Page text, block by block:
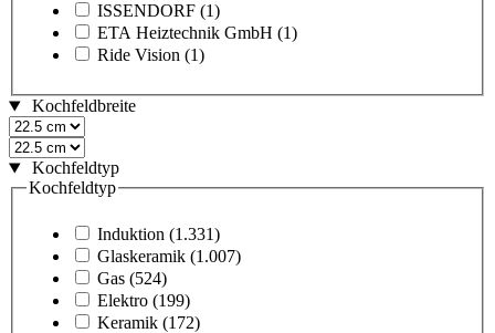
ISSENDORF (1)
ETA Heiztechnik GmbH (1)
Ride Vision (1)
Kochfeldbreite
Kochfeldtyp
Kochfeldtyp
Induktion (1.331)
Glaskeramik (1.007)
Gas (524)
Elektro (199)
Keramik (172)